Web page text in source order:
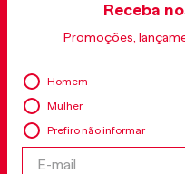
Receba
Promoções,
Homem
Mulher
Prefiro não informar